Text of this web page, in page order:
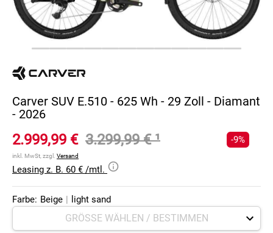
Carver SUV E.510 - 625 Wh - 29 Zoll - Diamant
- 2026
2.999,99 € 3.299,99 €¹
inkl. MwSt, zzgl. Versand
-9%
Leasing z. B. 60 € /mtl.
Farbe: Beige | light sand